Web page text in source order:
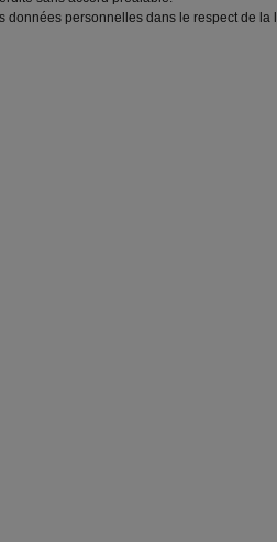
données personnelles dans le respect de